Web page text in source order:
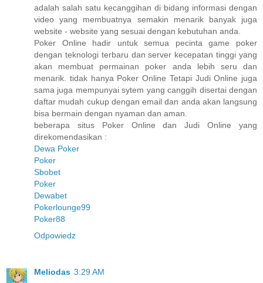
adalah salah satu kecanggihan di bidang informasi dengan
video yang membuatnya semakin menarik banyak juga
website - website yang sesuai dengan kebutuhan anda.
Poker Online hadir untuk semua pecinta game poker
dengan teknologi terbaru dan server kecepatan tinggi yang
akan membuat permainan poker anda lebih seru dan
menarik. tidak hanya Poker Online Tetapi Judi Online juga
sama juga mempunyai sytem yang canggih disertai dengan
daftar mudah cukup dengan email dan anda akan langsung
bisa bermain dengan nyaman dan aman.
beberapa situs Poker Online dan Judi Online yang
direkomendasikan :
Dewa Poker
Poker
Sbobet
Poker
Dewabet
Pokerlounge99
Poker88
Odpowiedz
Meliodas 3:29 AM